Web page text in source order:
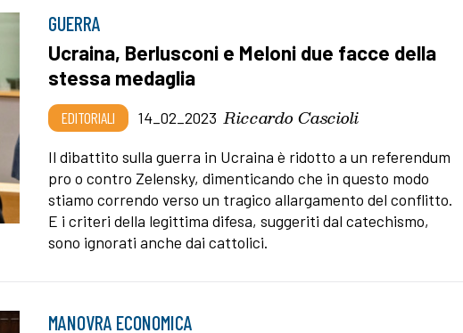
GUERRA
Ucraina, Berlusconi e Meloni due facce della
stessa medaglia
EDITORIALI 14_02_2023 Riccardo Cascioli
Il dibattito sulla guerra in Ucraina è ridotto a un referendum
pro o contro Zelensky, dimenticando che in questo modo
stiamo correndo verso un tragico allargamento del conflitto.
E i criteri della legittima difesa, suggeriti dal catechismo,
sono ignorati anche dai cattolici.
MANOVRA ECONOMICA